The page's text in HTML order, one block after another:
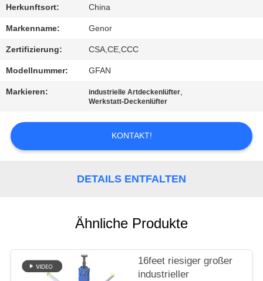
SIE
MIT
UNS
IN
VERBINDUNG
FORDERN
SIE EIN
POLICY
Herkunftsort: China
Markenname: Genor
Zertifizierung: CSA,CE,CCC
Modellnummer: GFAN
Markieren: industrielle Artdeckenlüfter,
Werkstatt-Deckenlüfter
KONTAKT!
DETAILS ENTFALTEN
Ähnliche Produkte
16feet riesiger großer
industrieller